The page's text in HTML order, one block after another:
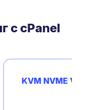
с cPanel
KVM NVME